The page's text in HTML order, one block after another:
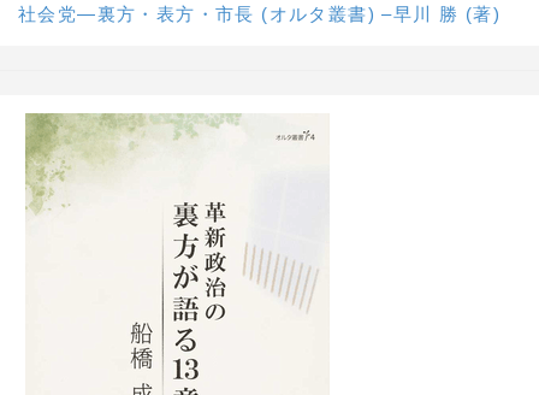
社会党―裏方・表方・市長 (オルタ叢書) –早川 勝 (著)